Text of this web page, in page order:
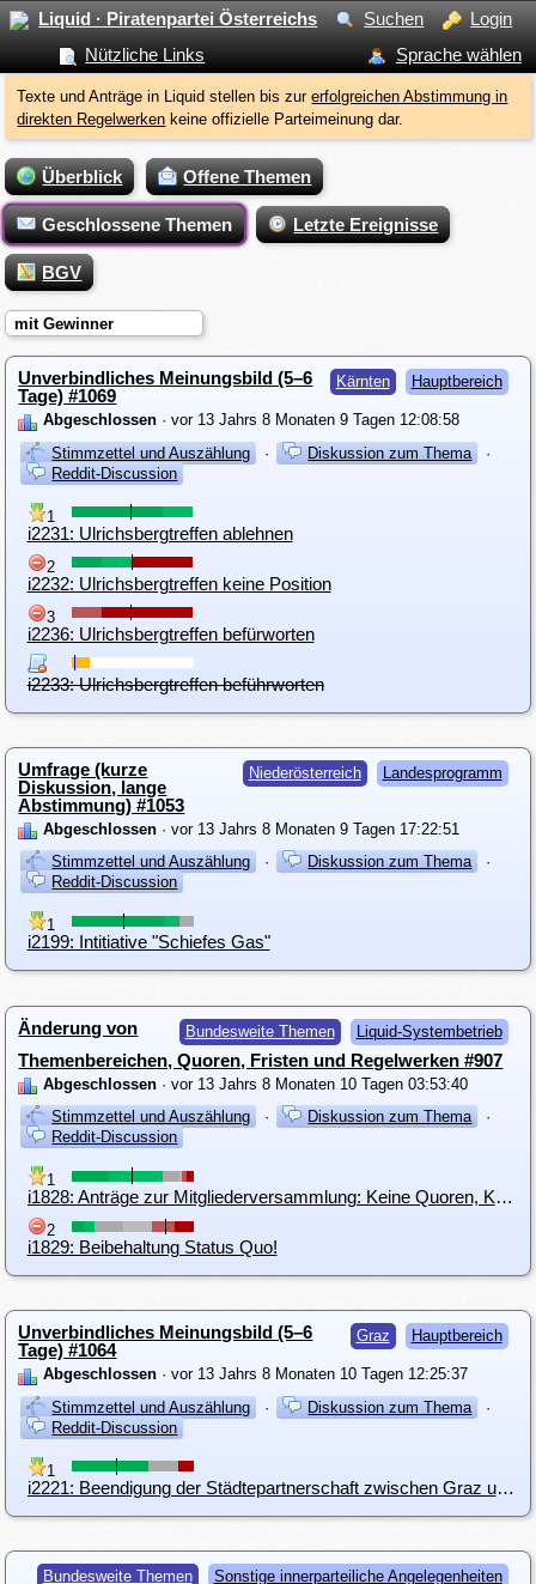
Liquid · Piratenpartei Österreichs Suchen
Login
Nützliche Links
Sprache wählen
Texte und Anträge in Liquid stellen bis zurerfolgreichen Abstimmung in
direkten Regelwerken keine offizielle Parteimeinung dar.
Überblick Offene Themen
Geschlossene Themen Letzte Ereignisse
BGV
mit Gewinner
Kärnten Hauptbereich
Unverbindliches Meinungsbild (5–6
Tage) #1069
Abgeschlossen · vor 13 Jahrs 8 Monaten 9 Tagen 12:08:58
Stimmzettel und Auszählung
· Diskussion zum Thema
·
Reddit-Discussion
1
i2231: Ulrichsbergtreffen ablehnen
2
i2232: Ulrichsbergtreffen keine Position
3
i2236: Ulrichsbergtreffen befürworten
i2233: Ulrichsbergtreffen beführworten
Niederösterreich Landesprogramm
Umfrage (kurze
Diskussion, lange
Abstimmung) #1053
Abgeschlossen · vor 13 Jahrs 8 Monaten 9 Tagen 17:22:51
Stimmzettel und Auszählung
· Diskussion zum Thema
·
Reddit-Discussion
1
i2199: Intitiative "Schiefes Gas"
Bundesweite Themen Liquid-Systembetrieb
Änderung von
Themenbereichen, Quoren, Fristen und Regelwerken #907
Abgeschlossen · vor 13 Jahrs 8 Monaten 10 Tagen 03:53:40
Stimmzettel und Auszählung
· Diskussion zum Thema
·
Reddit-Discussion
1
i1828: Anträge zur Mitgliederversammlung: Keine Quoren, Keine "Neu" Phase
2
i1829: Beibehaltung Status Quo!
Graz Hauptbereich
Unverbindliches Meinungsbild (5–6
Tage) #1064
Abgeschlossen · vor 13 Jahrs 8 Monaten 10 Tagen 12:25:37
Stimmzettel und Auszählung
· Diskussion zum Thema
·
Reddit-Discussion
1
i2221: Beendigung der Städtepartnerschaft zwischen Graz und St. Petersburg
Bundesweite Themen Sonstige innerparteiliche Angelegenheiten